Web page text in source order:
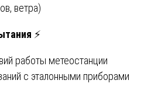
ветра)
⚡
работы метеостанции
с эталонными приборами